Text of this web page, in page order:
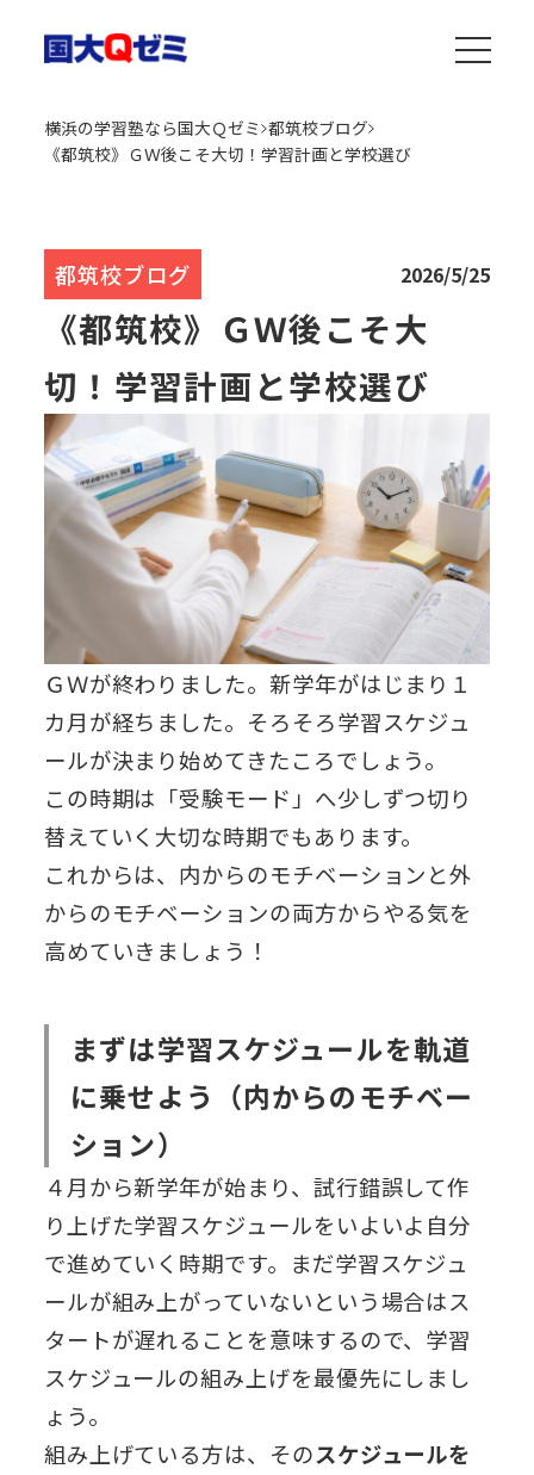
横浜の学習塾なら国大Ｑゼミ 都筑校ブログ
《都筑校》ＧＷ後こそ大切！学習計画と学校選び
都筑校ブログ 2026/5/25
《都筑校》ＧＷ後こそ大
切！学習計画と学校選び
ＧＷが終わりました。新学年がはじまり１
カ月が経ちました。そろそろ学習スケジュ
ールが決まり始めてきたころでしょう。
この時期は「受験モード」へ少しずつ切り
替えていく大切な時期でもあります。
これからは、内からのモチベーションと外
からのモチベーションの両方からやる気を
高めていきましょう！
まずは学習スケジュールを軌道
に乗せよう（内からのモチベー
ション）
４月から新学年が始まり、試行錯誤して作
り上げた学習スケジュールをいよいよ自分
で進めていく時期です。まだ学習スケジュ
ールが組み上がっていないという場合はス
タートが遅れることを意味するので、学習
スケジュールの組み上げを最優先にしまし
ょう。
組み上げている方は、そのスケジュールを